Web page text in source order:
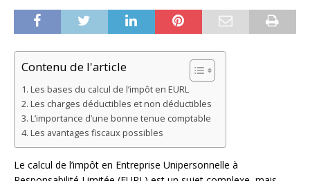
Contenu de l'article
Les bases du calcul de l’impôt en EURL
Les charges déductibles et non déductibles
L’importance d’une bonne tenue comptable
Les avantages fiscaux possibles
Le calcul de l’impôt en Entreprise Unipersonnelle à